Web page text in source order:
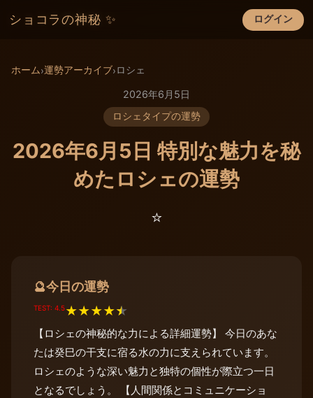
ショコラの神秘 ✨ ログイン
×
ホーム›運勢アーカイブ›ロシェ
2026年6月5日
ロシェタイプの運勢
2026年6月5日 特別な魅力を秘
めたロシェの運勢
⭐️
🔮今日の運勢
TEST: 4.5★★★★★
【ロシェの神秘的な力による詳細運勢】 今日のあな
たは癸巳の干支に宿る水の力に支えられています。
ロシェのような深い魅力と独特の個性が際立つ一日
となるでしょう。 【人間関係とコミュニケーショ